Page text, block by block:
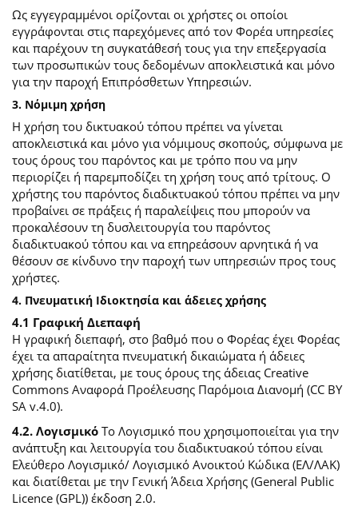
Ως εγγεγραμμένοι ορίζονται οι χρήστες οι οποίοι
εγγράφονται στις παρεχόμενες από τον Φορέα υπηρεσίες
και παρέχουν τη συγκατάθεσή τους για την επεξεργασία
των προσωπικών τους δεδομένων αποκλειστικά και μόνο
για την παροχή Επιπρόσθετων Υπηρεσιών.
3. Νόμιμη χρήση
Η χρήση του δικτυακού τόπου πρέπει να γίνεται
αποκλειστικά και μόνο για νόμιμους σκοπούς, σύμφωνα με
τους όρους του παρόντος και με τρόπο που να μην
περιορίζει ή παρεμποδίζει τη χρήση τους από τρίτους. Ο
χρήστης του παρόντος διαδικτυακού τόπου πρέπει να μην
προβαίνει σε πράξεις ή παραλείψεις που μπορούν να
προκαλέσουν τη δυσλειτουργία του παρόντος
διαδικτυακού τόπου και να επηρεάσουν αρνητικά ή να
θέσουν σε κίνδυνο την παροχή των υπηρεσιών προς τους
χρήστες.
4. Πνευματική Ιδιοκτησία και άδειες χρήσης
4.1 Γραφική Διεπαφή
Η γραφική διεπαφή, στο βαθμό που ο Φορέας έχει Φορέας
έχει τα απαραίτητα πνευματική δικαιώματα ή άδειες
χρήσης διατίθεται, με τους όρους της άδειας Creative
Commons Αναφορά Προέλευσης Παρόμοια Διανομή (CC BY
SA v.4.0).
4.2. ΛογισμικόΤο Λογισμικό που χρησιμοποιείται για την
ανάπτυξη και λειτουργία του διαδικτυακού τόπου είναι
Ελεύθερο Λογισμικό/ Λογισμικό Ανοικτού Κώδικα (ΕΛ/ΛΑΚ)
και διατίθεται με την Γενική Άδεια Χρήσης (General Public
Licence (GPL)) έκδοση 2.0.